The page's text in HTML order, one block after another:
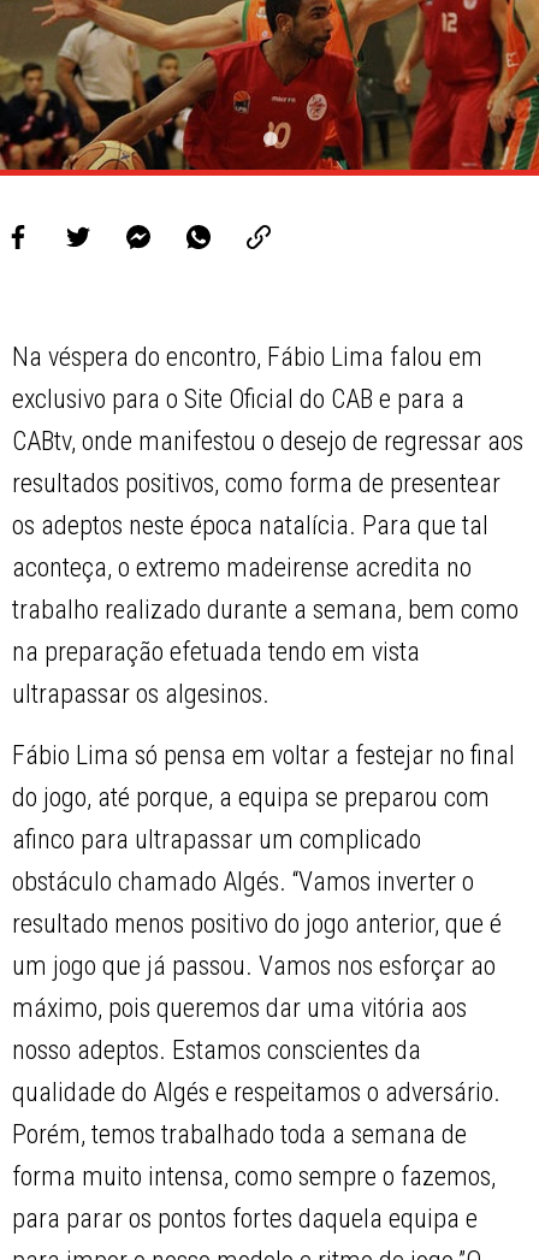
Na véspera do encontro, Fábio Lima falou em
exclusivo para o Site Oficial do CAB e para a
CABtv, onde manifestou o desejo de regressar aos
resultados positivos, como forma de presentear
os adeptos neste época natalícia. Para que tal
aconteça, o extremo madeirense acredita no
trabalho realizado durante a semana, bem como
na preparação efetuada tendo em vista
ultrapassar os algesinos.
Fábio Lima só pensa em voltar a festejar no final
do jogo, até porque, a equipa se preparou com
afinco para ultrapassar um complicado
obstáculo chamado Algés. “Vamos inverter o
resultado menos positivo do jogo anterior, que é
um jogo que já passou. Vamos nos esforçar ao
máximo, pois queremos dar uma vitória aos
nosso adeptos. Estamos conscientes da
qualidade do Algés e respeitamos o adversário.
Porém, temos trabalhado toda a semana de
forma muito intensa, como sempre o fazemos,
para parar os pontos fortes daquela equipa e